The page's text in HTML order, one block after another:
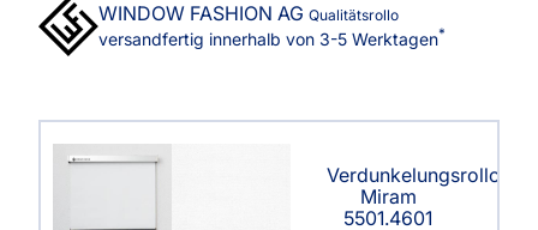
WINDOW FASHION AG Qualitätsrollo
versandfertig innerhalb von 3-5 Werktagen*
Verdunkelungsrollo
Miram
5501.4601